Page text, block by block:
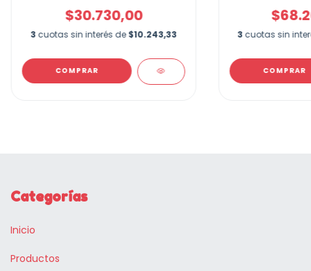
$30.730,00
3 cuotas sin interés de$10.243,33 3 cuotas sin
Categorías
Inicio
Productos